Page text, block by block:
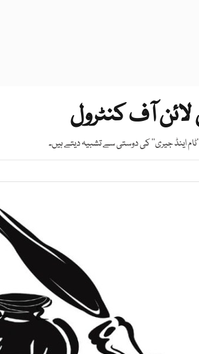
آف کنٹرول
اینڈ جیری‘‘ کی دوستی سے تشبیہ دیتے ہیں۔